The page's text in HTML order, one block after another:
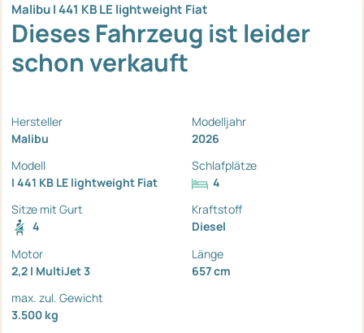
Malibu I 441 KB LE lightweight Fiat
Dieses Fahrzeug ist leider
schon verkauft
Hersteller
Malibu
Modelljahr
2026
Modell
I 441 KB LE lightweight Fiat
Schlafplätze
4
Sitze mit Gurt
4
Kraftstoff
Diesel
Motor
2,2 l MultiJet 3
Länge
657 cm
max. zul. Gewicht
3.500 kg